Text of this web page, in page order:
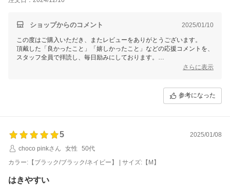
家にいる時 静かなので 歩いているとパンツのかさかさ？擦れる音
素敵な商品をありがとうございます。
ショップからのコメント 2025/01/10
この度はご購入いただき、またレビューをありがとうございます。
頂戴した「良かったこと」「嬉しかったこと」などの応援コメントを、
スタッフ全員で拝読し、毎日励みにしております。
誠に勝手ながら、年末年始の休業期間中のご注文の発送に全力を注ぐた
※個別での対応が必要なお客様へは、1/14(火)から順次対応させていた
1/14(火)以降に頂戴したレビューから返信を再開させていただきます。
心を込めて返信いたしますので、今後とも、どうぞよろしくお願いいた
します。
さらに表示
参考になった
5
2025/01/08
choco pinkさん
女性
50代
カラー:【ブラック/ブラック/ネイビー】 | サイズ:【M】
はきやすい